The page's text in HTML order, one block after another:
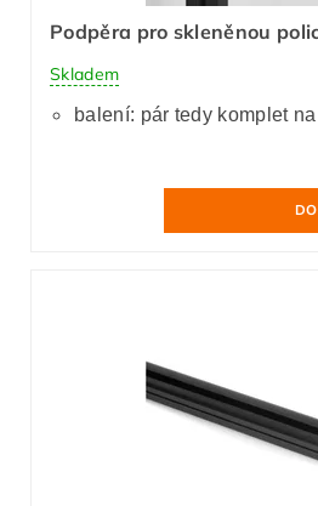
Podpěra pro skleněnou
Skladem
balení: pár tedy komplet